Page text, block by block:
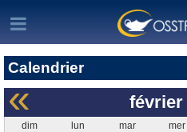
Calendrier
« février
dim lun mar mer